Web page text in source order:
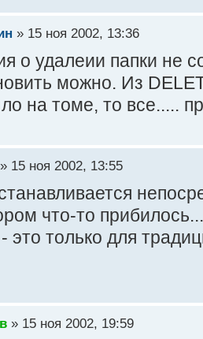
» 15 ноя 2002, 13:36
о удалеии папки не
можно. Из
на томе, то все.....
» 15 ноя 2002, 13:55
что-то
это только для
» 15 ноя 2002, 19:59